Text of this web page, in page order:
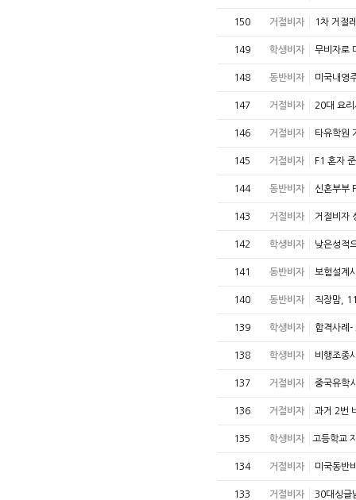
150 거절비자 1차 거절
149 학생비자 무비자로
148 동반비자 미국내영
147 거절비자 20대 요
146 거절비자 타유학원
145 거절비자 F1 혼자
144 동반비자 신혼부부
143 거절비자 거절비자
142 학생비자 낮은성적
141 동반비자 보험설계
140 동반비자 직장맘,
139 학생비자 합격사례
138 학생비자 비행조종
137 거절비자 중국유학
136 거절비자 과거 2번
135 학생비자 고등학교
134 거절비자 미국동반
133 거절비자 30대싱글